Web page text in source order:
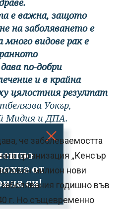
от
си!
е важна, защото
на заболяването е
видове рак е
по-добри
и в крайна
цялостния резултат
Уокър,
Мидия и ДПА.
че заболеваемостта
организация „Кенсър
милион нови
годишно във
г. Но същевременно